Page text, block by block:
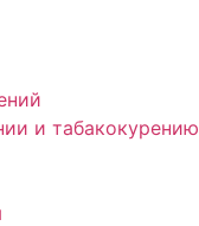
и табакокурению